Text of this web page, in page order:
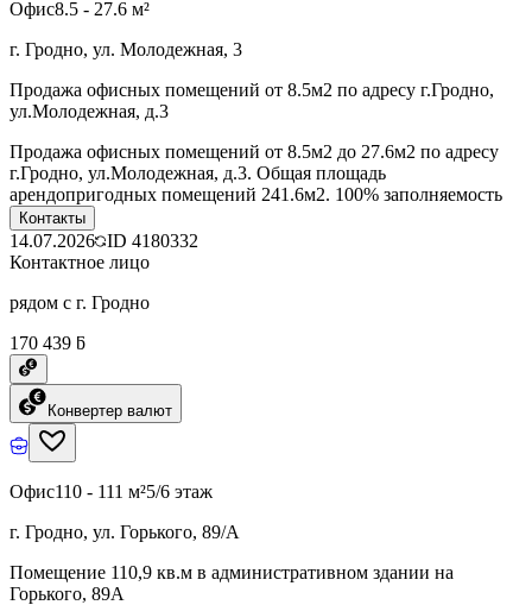
Офис8.5 - 27.6 м²
г. Гродно, ул. Молодежная, 3
Продажа офисных помещений от 8.5м2 по адресу г.Гродно,
ул.Молодежная, д.3
Продажа офисных помещений от 8.5м2 до 27.6м2 по адресу
г.Гродно, ул.Молодежная, д.3. Общая площадь
арендопригодных помещений 241.6м2. 100% заполняемость
Контакты
14.07.2026 ID 4180332
Контактное лицо
рядом с г. Гродно
170 439 ƃ
Конвертер валют
Офис110 - 111 м²5/6 этаж
г. Гродно, ул. Горького, 89/А
Помещение 110,9 кв.м в административном здании на
Горького, 89А